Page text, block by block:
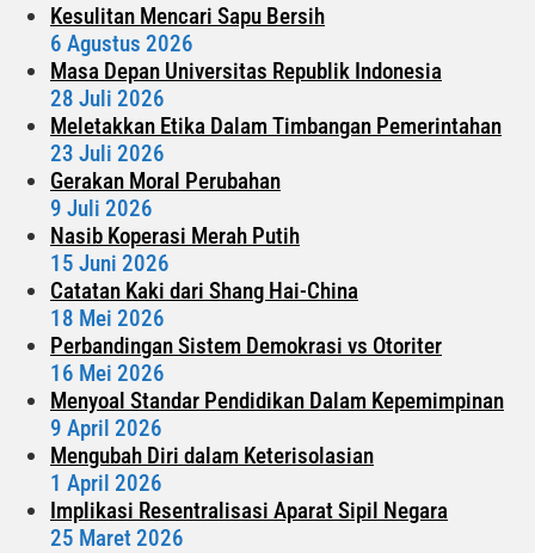
Kesulitan Mencari Sapu Bersih
6 Agustus 2026
Masa Depan Universitas Republik Indonesia
28 Juli 2026
Meletakkan Etika Dalam Timbangan Pemerintahan
23 Juli 2026
Gerakan Moral Perubahan
9 Juli 2026
Nasib Koperasi Merah Putih
15 Juni 2026
Catatan Kaki dari Shang Hai-China
18 Mei 2026
Perbandingan Sistem Demokrasi vs Otoriter
16 Mei 2026
Menyoal Standar Pendidikan Dalam Kepemimpinan
9 April 2026
Mengubah Diri dalam Keterisolasian
1 April 2026
Implikasi Resentralisasi Aparat Sipil Negara
25 Maret 2026